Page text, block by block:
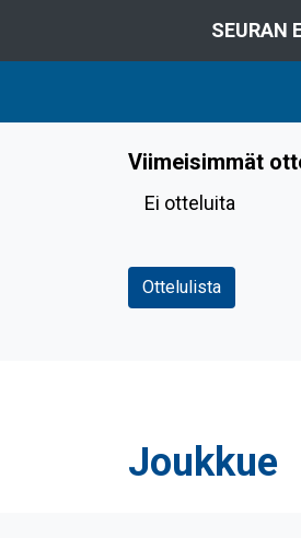
SEURAN
Viimeisimmät
Ei otteluita
Ottelulista
Joukkue